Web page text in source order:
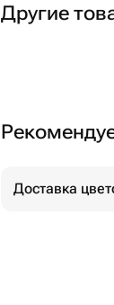
Другие
Доставка